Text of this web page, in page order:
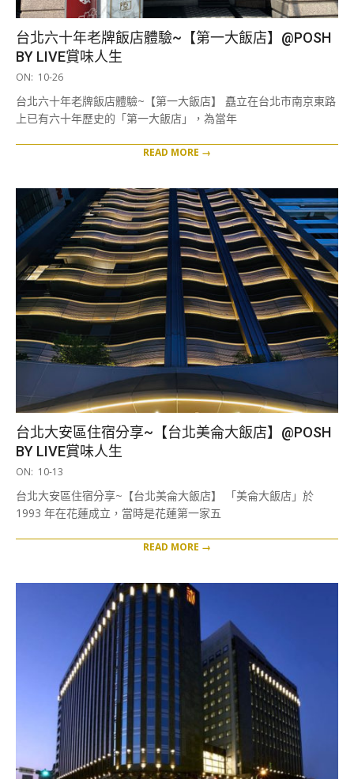
台北六十年老牌飯店體驗~【第一大飯店】@POSH
BY LIVE賞味人生
2020-
26
ON: 10-26
台北六十年老牌飯店體驗~【第一大飯店】 矗立在台北市南京東路
上已有六十年歷史的「第一大飯店」，為當年
READ MORE →
台北大安區住宿分享~【台北美侖大飯店】@POSH
BY LIVE賞味人生
2020-
13
ON: 10-13
台北大安區住宿分享~【台北美侖大飯店】 「美侖大飯店」於
1993 年在花蓮成立，當時是花蓮第一家五
READ MORE →